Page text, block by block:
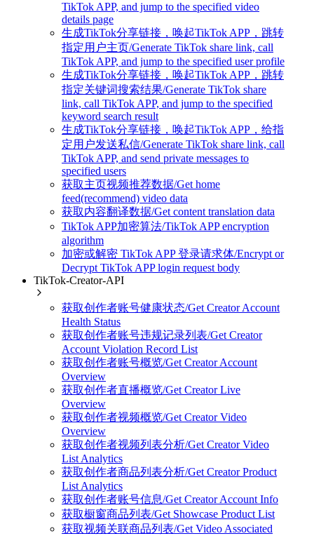
TikTok APP, and jump to the specified video
details page
生成TikTok分享链接，唤起TikTok APP，跳转
指定用户主页/Generate TikTok share link, call
TikTok APP, and jump to the specified user profile
生成TikTok分享链接，唤起TikTok APP，跳转
指定关键词搜索结果/Generate TikTok share
link, call TikTok APP, and jump to the specified
keyword search result
生成TikTok分享链接，唤起TikTok APP，给指
定用户发送私信/Generate TikTok share link, call
TikTok APP, and send private messages to
specified users
获取主页视频推荐数据/Get home
feed(recommend) video data
获取内容翻译数据/Get content translation data
TikTok APP加密算法/TikTok APP encryption
algorithm
加密或解密 TikTok APP 登录请求体/Encrypt or
Decrypt TikTok APP login request body
TikTok-Creator-API
获取创作者账号健康状态/Get Creator Account
Health Status
获取创作者账号违规记录列表/Get Creator
Account Violation Record List
获取创作者账号概览/Get Creator Account
Overview
获取创作者直播概览/Get Creator Live
Overview
获取创作者视频概览/Get Creator Video
Overview
获取创作者视频列表分析/Get Creator Video
List Analytics
获取创作者商品列表分析/Get Creator Product
List Analytics
获取创作者账号信息/Get Creator Account Info
获取橱窗商品列表/Get Showcase Product List
获取视频关联商品列表/Get Video Associated